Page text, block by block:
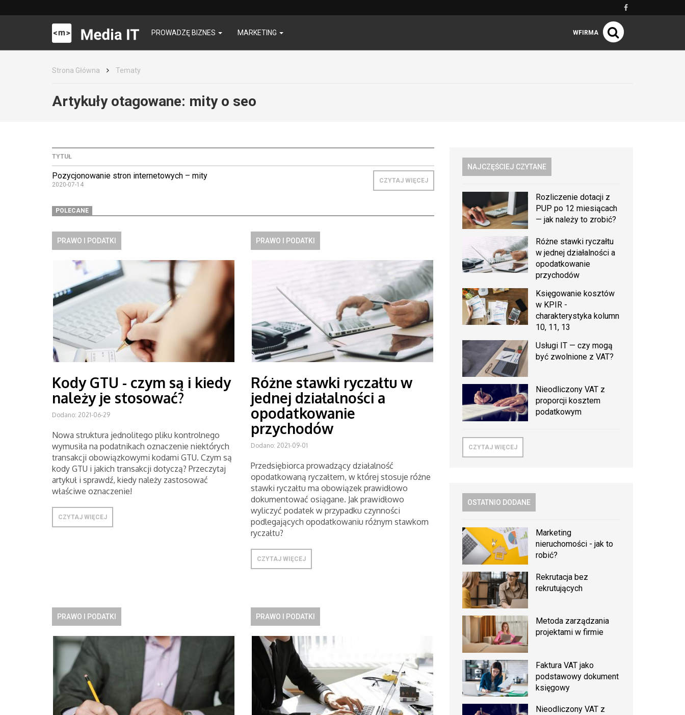
PROWADZĘ BIZNES MARKETING WFIRMA
Strona Główna Tematy
Artykuły otagowane: mity o seo
TYTUŁ
Pozycjonowanie stron internetowych – mity
2020-07-14
CZYTAJ WIĘCEJ
POLECANE
PRAWO I PODATKI
Kody GTU - czym są i kiedy
należy je stosować?
Dodano: 2021-06-29
Nowa struktura jednolitego pliku kontrolnego
wymusiła na podatnikach oznaczenie niektórych
transakcji obowiązkowymi kodami GTU. Czym są
kody GTU i jakich transakcji dotyczą? Przeczytaj
artykuł i sprawdź, kiedy należy zastosować
właściwe oznaczenie!
CZYTAJ WIĘCEJ
PRAWO I PODATKI
Różne stawki ryczałtu w
jednej działalności a
opodatkowanie
przychodów
Dodano: 2021-09-01
Przedsiębiorca prowadzący działalność
opodatkowaną ryczałtem, w której stosuje różne
stawki ryczałtu ma obowiązek prawidłowo
dokumentować osiągane. Jak prawidłowo
wyliczyć podatek w przypadku czynności
podlegających opodatkowaniu różnym stawkom
ryczałtu?
CZYTAJ WIĘCEJ
PRAWO I PODATKI PRAWO I PODATKI
NAJCZĘŚCIEJ CZYTANE
Rozliczenie dotacji z
PUP po 12 miesiącach
— jak należy to zrobić?
Różne stawki ryczałtu
w jednej działalności a
opodatkowanie
przychodów
Księgowanie kosztów
w KPIR -
charakterystyka kolumn
10, 11, 13
Usługi IT — czy mogą
być zwolnione z VAT?
Nieodliczony VAT z
proporcji kosztem
podatkowym
CZYTAJ WIĘCEJ
OSTATNIO DODANE
Marketing
nieruchomości - jak to
robić?
Rekrutacja bez
rekrutujących
Metoda zarządzania
projektami w firmie
Faktura VAT jako
podstawowy dokument
księgowy
Nieodliczony VAT z